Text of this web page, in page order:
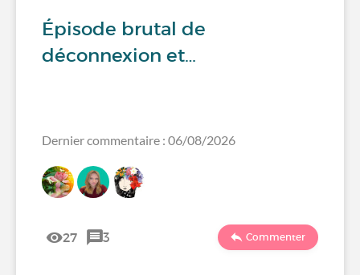
Épisode brutal de
déconnexion et…
Dernier commentaire : 06/08/2026
27 3 Commenter